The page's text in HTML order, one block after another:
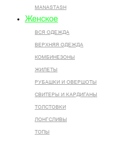
MANASTASH
Женское
ВСЯ ОДЕЖДА
ВЕРХНЯЯ ОДЕЖДА
КОМБИНЕЗОНЫ
ЖИЛЕТЫ
РУБАШКИ И ОВЕРШОТЫ
СВИТЕРЫ И КАРДИГАНЫ
ТОЛСТОВКИ
ЛОНГСЛИВЫ
ТОПЫ